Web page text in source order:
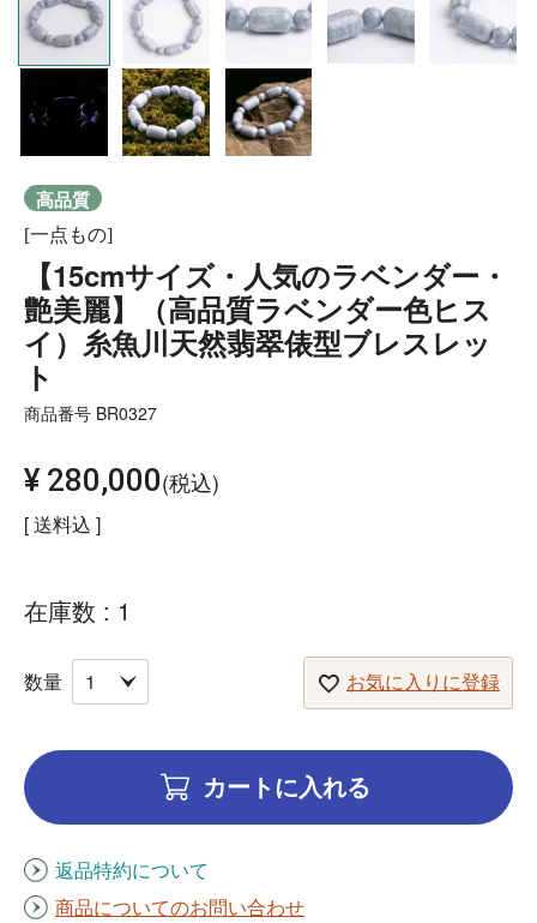
高品質
[一点もの]
【15cmサイズ・人気のラベンダー・
艶美麗】（高品質ラベンダー色ヒス
イ）糸魚川天然翡翠俵型ブレスレッ
ト
商品番号 BR0327
¥ 280,000 税込
送料込
在庫数 1
お気に入りに登録
カートに入れる
返品特約について
商品についてのお問い合わせ